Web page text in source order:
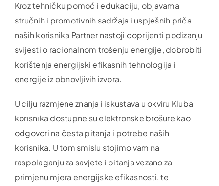
Kroz tehničku pomoć i edukaciju, objavama
stručnih i promotivnih sadržaja i uspješnih priča
naših korisnika Partner nastoji doprijenti podizanju
svijesti o racionalnom trošenju energije, dobrobiti
korištenja energijski efikasnih tehnologija i
energije iz obnovljivih izvora.
U cilju razmjene znanja i iskustava u okviru Kluba
korisnika dostupne su elektronske brošure kao
odgovori na česta pitanja i potrebe naših
korisnika. U tom smislu stojimo vam na
raspolaganju za savjete i pitanja vezano za
primjenu mjera energijske efikasnosti, te